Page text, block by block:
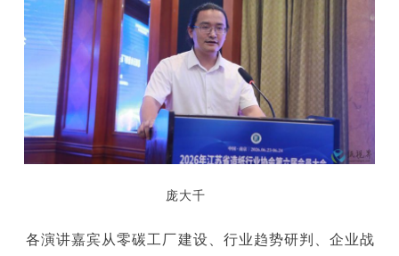
庞大千
演讲嘉宾从零碳工厂建设、行业趋势研判、企业战